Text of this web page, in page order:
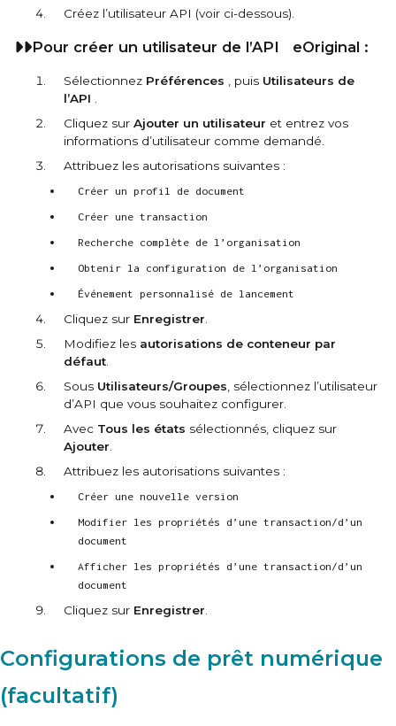
Créez l’utilisateur API (voir ci-dessous).
Pour créer un utilisateur de l’API eOriginal :
Sélectionnez Préférences , puis Utilisateurs de
l’API
Cliquez sur Ajouter un utilisateur et entrez vos
informations d’utilisateur comme demandé.
Attribuez les autorisations suivantes :
Créer un profil de document
Créer une transaction
Recherche complète de l’organisation
Obtenir la configuration de l’organisation
Événement personnalisé de lancement
Cliquez sur Enregistrer
Modifiez les autorisations de conteneur par
défaut
Sous Utilisateurs/Groupes , sélectionnez l’utilisateur
d’API que vous souhaitez configurer.
Avec Tous les états sélectionnés, cliquez sur
Ajouter
Attribuez les autorisations suivantes :
Créer une nouvelle version
Modifier les propriétés d’une transaction/d’un
document
Afficher les propriétés d’une transaction/d’un
document
Cliquez sur Enregistrer
Configurations de prêt numérique
(facultatif)